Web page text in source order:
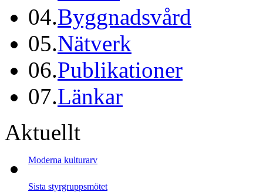
04.Byggnadsvård
05.Nätverk
06.Publikationer
07.Länkar
Aktuellt
Moderna kulturarv
Sista styrgruppsmötet